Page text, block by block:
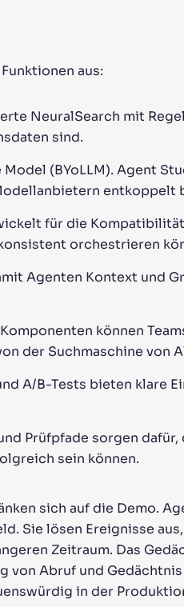
aus:
NeuralSearch mit
sind.
(BYoLLM). Agent
entkoppelt
für die
orchestrieren
Agenten Kontext und
können
der Suchmaschine von
A/B-Tests bieten klare
Prüfpfade sorgen dafür,
sein können.
sich auf die Demo.
Sie lösen Ereignisse
Zeitraum. Das
von Abruf und
in der